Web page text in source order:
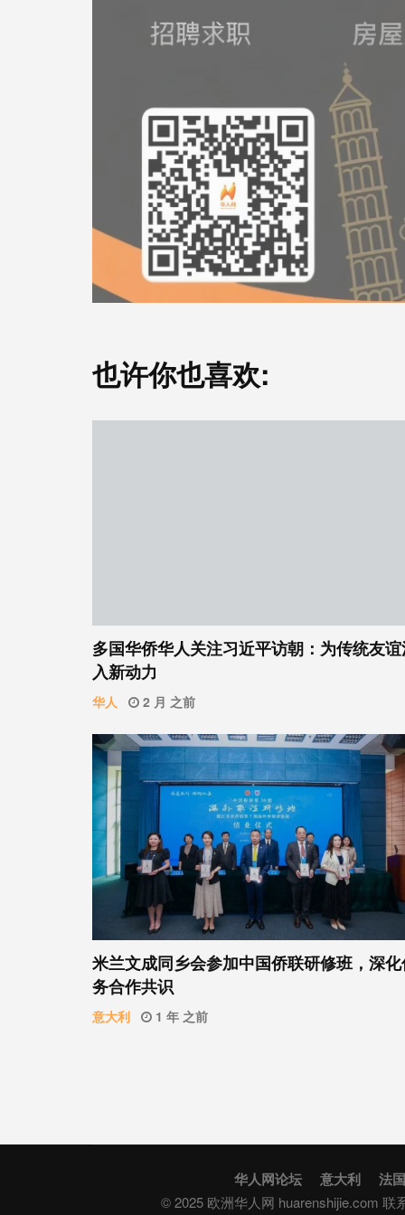
也许你也喜欢:
多国华侨华人关注习近平访朝：为传统友
入新动力
华人 2 月 之前
米兰文成同乡会参加中国侨联研修班，深
务合作共识
意大利 1 年 之前
华人网论坛 意大利 法国
© 2025 欧洲华人网 huarenshijie.com 联